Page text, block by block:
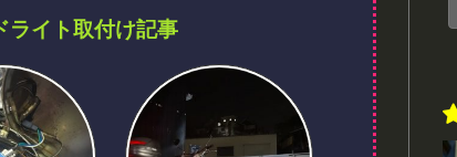
ライト取付け記事